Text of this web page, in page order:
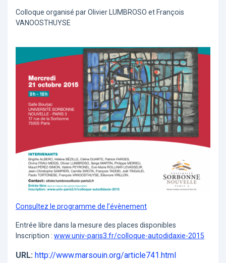
Colloque organisé par Olivier LUMBROSO et François
VANOOSTHUYSE
Consultez le programme de l’évènement
Entrée libre dans la mesure des places disponibles
Inscription : www.univ-paris3.fr/colloque-autodidaxie-2015
URL: http://www.marsouin.org/article741.html